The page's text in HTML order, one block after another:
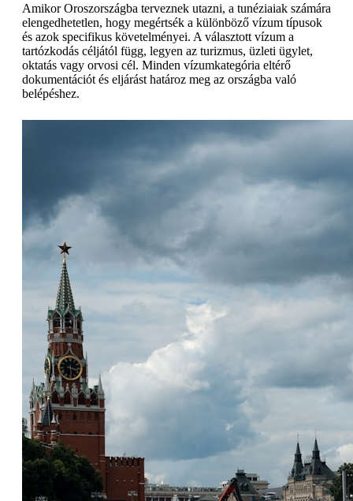
Amikor Oroszországba terveznek utazni, a tunéziaiak számára
elengedhetetlen, hogy megértsék a különböző vízum típusok
és azok specifikus követelményei. A választott vízum a
tartózkodás céljától függ, legyen az turizmus, üzleti ügylet,
oktatás vagy orvosi cél. Minden vízumkategória eltérő
dokumentációt és eljárást határoz meg az országba való
belépéshez.